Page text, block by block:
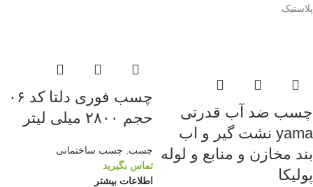
پلاستیک
چسب ضد آب قدرتی
yama نشت گیر و اب
بند مخازن و منابع و لوله
پولیکا
چسب فوری دلتا کد ۰۶
حجم ۲۸۰۰ میلی لیتر
چسب
چسب ساختمانی
تماس بگیرید
اطلاعات بیشتر